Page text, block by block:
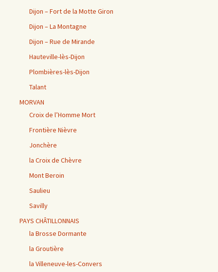
Dijon – Fort de la Motte Giron
Dijon – La Montagne
Dijon – Rue de Mirande
Hauteville-lès-Dijon
Plombières-lès-Dijon
Talant
MORVAN
Croix de l’Homme Mort
Frontière Nièvre
Jonchère
la Croix de Chèvre
Mont Beroin
Saulieu
Savilly
PAYS CHÂTILLONNAIS
la Brosse Dormante
la Groutière
la Villeneuve-les-Convers